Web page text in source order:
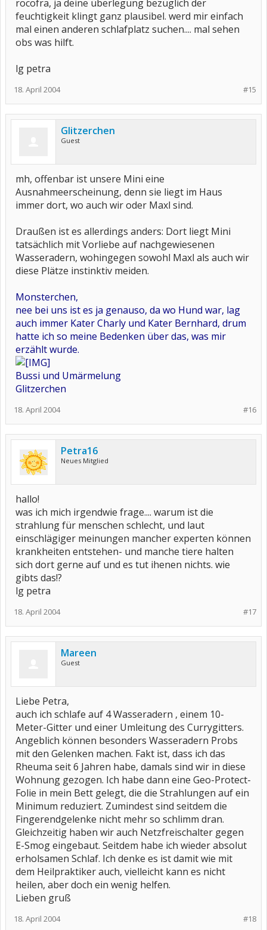
rocofra, ja deine überlegung bezüglich der
feuchtigkeit klingt ganz plausibel. werd mir einfach
mal einen anderen schlafplatz suchen.... mal sehen
obs was hilft.
lg petra
#15
18. April 2004
Glitzerchen
Guest
mh, offenbar ist unsere Mini eine
Ausnahmeerscheinung, denn sie liegt im Haus
immer dort, wo auch wir oder Maxl sind.
Draußen ist es allerdings anders: Dort liegt Mini
tatsächlich mit Vorliebe auf nachgewiesenen
Wasseradern, wohingegen sowohl Maxl als auch wir
diese Plätze instinktiv meiden.
Monsterchen,
nee bei uns ist es ja genauso, da wo Hund war, lag
auch immer Kater Charly und Kater Bernhard, drum
hatte ich so meine Bedenken über das, was mir
erzählt wurde.
Bussi und Umärmelung
Glitzerchen
#16
18. April 2004
Petra16
Neues Mitglied
hallo!
was ich mich irgendwie frage.... warum ist die
strahlung für menschen schlecht, und laut
einschlägiger meinungen mancher experten können
krankheiten entstehen- und manche tiere halten
sich dort gerne auf und es tut ihenen nichts. wie
gibts das!?
lg petra
#17
18. April 2004
Mareen
Guest
Liebe Petra,
auch ich schlafe auf 4 Wasseradern , einem 10-
Meter-Gitter und einer Umleitung des Currygitters.
Angeblich können besonders Wasseradern Probs
mit den Gelenken machen. Fakt ist, dass ich das
Rheuma seit 6 Jahren habe, damals sind wir in diese
Wohnung gezogen. Ich habe dann eine Geo-Protect-
Folie in mein Bett gelegt, die die Strahlungen auf ein
Minimum reduziert. Zumindest sind seitdem die
Fingerendgelenke nicht mehr so schlimm dran.
Gleichzeitig haben wir auch Netzfreischalter gegen
E-Smog eingebaut. Seitdem habe ich wieder absolut
erholsamen Schlaf. Ich denke es ist damit wie mit
dem Heilpraktiker auch, vielleicht kann es nicht
heilen, aber doch ein wenig helfen.
Lieben gruß
#18
18. April 2004